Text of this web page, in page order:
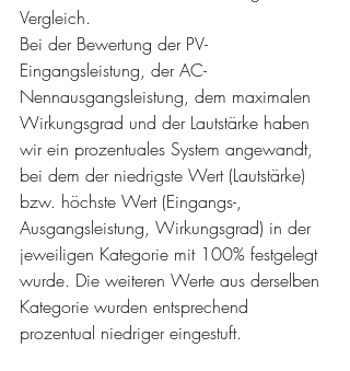
Vergleich.
Bei der Bewertung der PV-
Eingangsleistung, der AC-
Nennausgangsleistung, dem maximalen
Wirkungsgrad und der Lautstärke haben
wir ein prozentuales System angewandt,
bei dem der niedrigste Wert (Lautstärke)
bzw. höchste Wert (Eingangs-,
Ausgangsleistung, Wirkungsgrad) in der
jeweiligen Kategorie mit 100% festgelegt
wurde. Die weiteren Werte aus derselben
Kategorie wurden entsprechend
prozentual niedriger eingestuft.